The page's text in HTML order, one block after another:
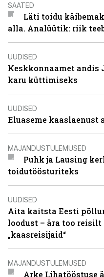
SAATED
Läti toidu
alla. Analüütik: riik
UUDISED
Keskkonnaamet andis
karu küttimiseks
UUDISED
Eluaseme kaaslaenust
MAJANDUSTULEMUSED
Puhk ja Lausing
toidutöösturiteks
UUDISED
Aita kaitsta Eesti
loodust – ära too
„kaasreisijaid“
MAJANDUSTULEMUSED
Arke Lihatööstuse